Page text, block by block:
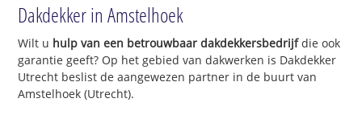
Dakdekker in Amstelhoek
Wilt u hulp van een betrouwbaar dakdekkersbedrijfdie ook
garantie geeft? Op het gebied van dakwerken is Dakdekker
Utrecht beslist de aangewezen partner in de buurt van
Amstelhoek (Utrecht).